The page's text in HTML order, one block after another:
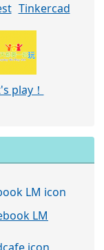
Tinkercad
play！
LM